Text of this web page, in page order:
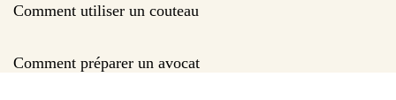
Comment utiliser un couteau
Comment préparer un avocat